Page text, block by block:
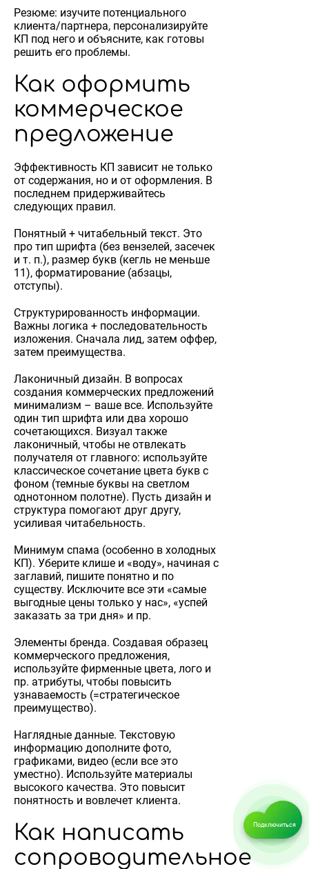
Резюме: изучите потенциального
клиента/партнера, персонализируйте
КП под него и объясните, как готовы
решить его проблемы.
Как оформить
коммерческое
предложение
Эффективность КП зависит не только
от содержания, но и от оформления. В
последнем придерживайтесь
следующих правил.
Понятный + читабельный текст. Это
про тип шрифта (без вензелей, засечек
и т. п.), размер букв (кегль не меньше
11), форматирование (абзацы,
отступы).
Структурированность информации.
Важны логика + последовательность
изложения. Сначала лид, затем оффер,
затем преимущества.
Лаконичный дизайн. В вопросах
создания коммерческих предложений
минимализм – ваше все. Используйте
один тип шрифта или два хорошо
сочетающихся. Визуал также
лаконичный, чтобы не отвлекать
получателя от главного: используйте
классическое сочетание цвета букв с
фоном (темные буквы на светлом
однотонном полотне). Пусть дизайн и
структура помогают друг другу,
усиливая читабельность.
Минимум спама (особенно в холодных
КП). Уберите клише и «воду», начиная с
заглавий, пишите понятно и по
существу. Исключите все эти «самые
выгодные цены только у нас», «успей
заказать за три дня» и пр.
Элементы бренда. Создавая образец
коммерческого предложения,
используйте фирменные цвета, лого и
пр. атрибуты, чтобы повысить
узнаваемость (=стратегическое
преимущество).
Наглядные данные. Текстовую
информацию дополните фото,
графиками, видео (если все это
уместно). Используйте материалы
высокого качества. Это повысит
понятность и вовлечет клиента.
Как написать
сопроводительное
Подключиться